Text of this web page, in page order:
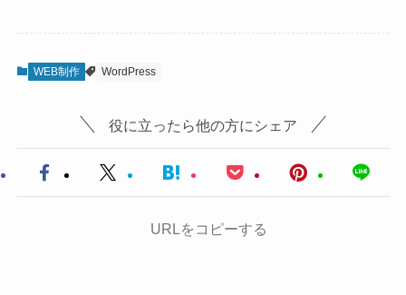
WEB制作 WordPress
役に立ったら他の方にシェア
URLをコピーする